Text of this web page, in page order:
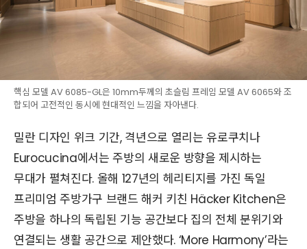
핵심 모델 AV 6085-GL은 10mm두께의 초슬림 프레임 모델 AV 6065와 조
합되어 고전적인 동시에 현대적인 느낌을 자아낸다.
밀란 디자인 위크 기간, 격년으로 열리는 유로쿠치나
Eurocucina에서는 주방의 새로운 방향을 제시하는
무대가 펼쳐진다. 올해 127년의 헤리티지를 가진 독일
프리미엄 주방가구 브랜드 해커 키친 Häcker Kitchen은
주방을 하나의 독립된 기능 공간보다 집의 전체 분위기와
연결되는 생활 공간으로 제안했다. ‘More Harmony’라는